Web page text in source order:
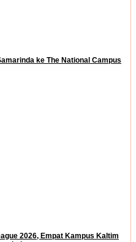
ke The National Campus
2026, Empat Kampus Kaltim